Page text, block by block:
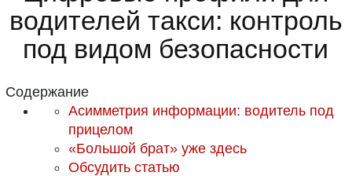
водителей такси: контроль
под видом безопасности
Содержание
Асимметрия информации: водитель под
прицелом
«Большой брат» уже здесь
Обсудить статью